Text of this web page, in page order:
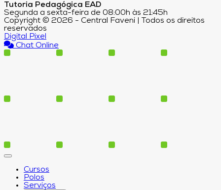
Tutoria Pedagógica EAD
Segunda a sexta-feira de 08:00h às 21:45h
Copyright © 2026 - Central Faveni | Todos os direitos
reservados
Digital Pixel
Chat Online
Cursos
Polos
Serviços